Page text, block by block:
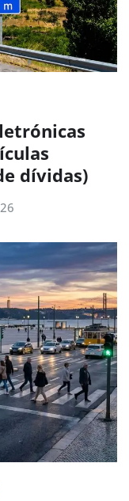
dívidas)